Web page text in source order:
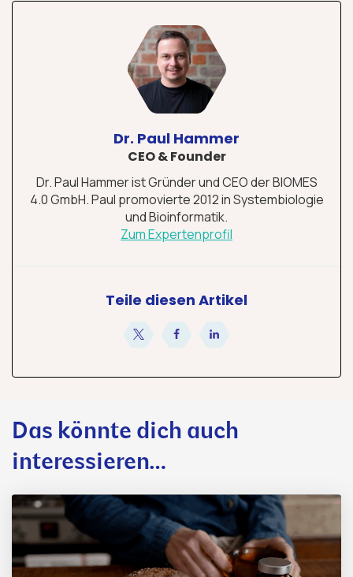
Dr. Paul Hammer
CEO & Founder
Dr. Paul Hammer ist Gründer und CEO der BIOMES
4.0 GmbH. Paul promovierte 2012 in Systembiologie
und Bioinformatik.
Zum Expertenprofil
Teile diesen Artikel
Das könnte dich auch
interessieren…